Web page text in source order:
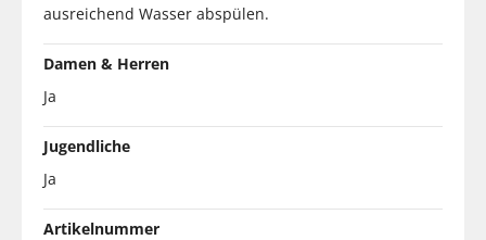
ausreichend Wasser abspülen.
Damen & Herren
Ja
Jugendliche
Ja
Artikelnummer